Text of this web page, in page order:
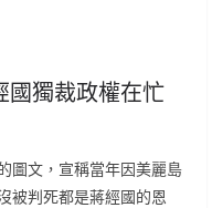
國獨裁政權在忙
圖文，宣稱當年因美麗島
被判死都是蔣經國的恩